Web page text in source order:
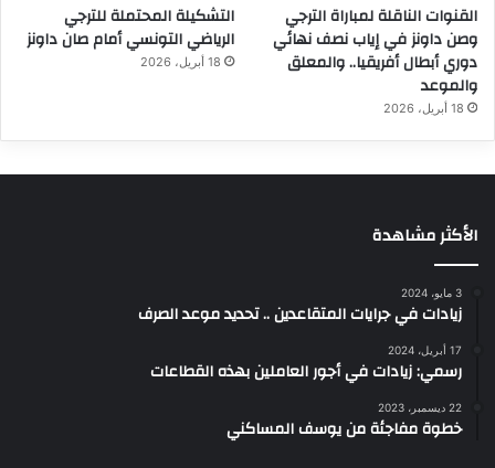
القنوات الناقلة لمباراة الترجي
وصن داونز في إياب نصف نهائي
دوري أبطال أفريقيا.. والمعلق
والموعد
18 أبريل، 2026
التشكيلة المحتملة للترجي
الرياضي التونسي أمام صان داونز
18 أبريل، 2026
الأكثر مشاهدة
3 مايو، 2024
زيادات في جرايات المتقاعدين .. تحديد موعد الصرف
17 أبريل، 2024
رسمي: زيادات في أجور العاملين بهذه القطاعات
22 ديسمبر، 2023
خطوة مفاجئة من يوسف المساكني